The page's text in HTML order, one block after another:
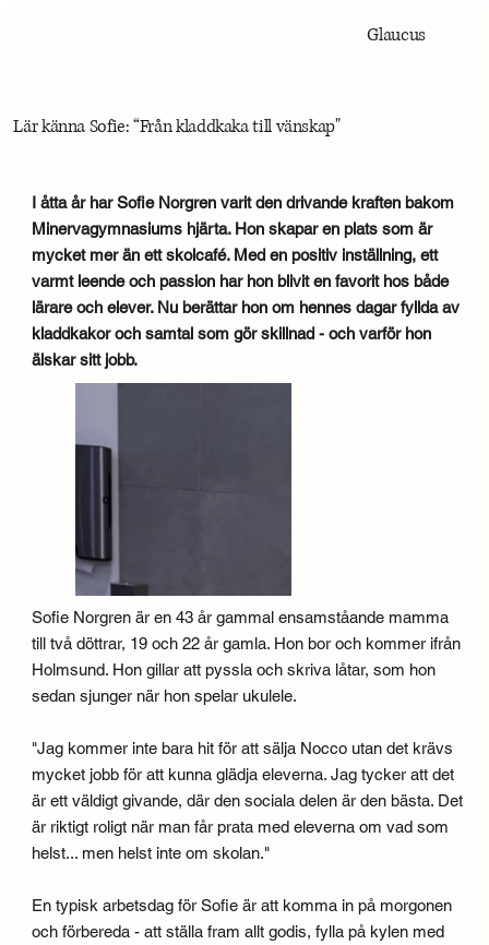
Glaucus
Lär känna Sofie: “Från kladdkaka till vänskap"
I åtta år har Sofie Norgren varit den drivande kraften bakom
Minervagymnasiums hjärta. Hon skapar en plats som är
mycket mer än ett skolcafé. Med en positiv inställning, ett
varmt leende och passion har hon blivit en favorit hos både
lärare och elever. Nu berättar hon om hennes dagar fyllda av
kladdkakor och samtal som gör skillnad - och varför hon
älskar sitt jobb.
Sofie Norgren är en 43 år gammal ensamståande mamma
till två döttrar, 19 och 22 år gamla. Hon bor och kommer ifrån
Holmsund. Hon gillar att pyssla och skriva låtar, som hon
sedan sjunger när hon spelar ukulele.
"Jag kommer inte bara hit för att sälja Nocco utan det krävs
mycket jobb för att kunna glädja eleverna. Jag tycker att det
är ett väldigt givande, där den sociala delen är den bästa. Det
är riktigt roligt när man får prata med eleverna om vad som
helst... men helst inte om skolan."
En typisk arbetsdag för Sofie är att komma in på morgonen
och förbereda - att ställa fram allt godis, fylla på kylen med